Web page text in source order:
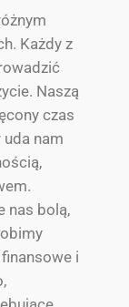
Każdy z
Naszą
czas
nam
nas bolą,
i